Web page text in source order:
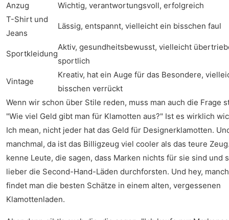
Anzug
Wichtig, verantwortungsvoll, erfolgreich
T-Shirt und
Jeans
Lässig, entspannt, vielleicht ein bisschen faul
Sportkleidung
Aktiv, gesundheitsbewusst, vielleicht
sportlich
Vintage
Kreativ, hat ein Auge für das Besondere,
bisschen verrückt
Wenn wir schon über Stile reden, muss man auch die Frage
"Wie viel Geld gibt man für Klamotten aus?" Ist es wirklich
Ich mean, nicht jeder hat das Geld für Designerklamotten.
manchmal, da ist das Billigzeug viel cooler als das teure
kenne Leute, die sagen, dass Marken nichts für sie sind und
lieber die Second-Hand-Läden durchforsten. Und hey,
findet man die besten Schätze in einem alten, vergessenen
Klamottenladen.